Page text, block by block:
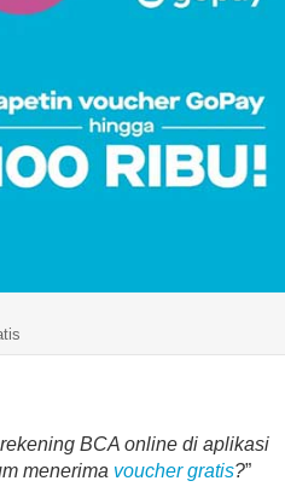
BCA online di aplikasi
menerima voucher gratis?”